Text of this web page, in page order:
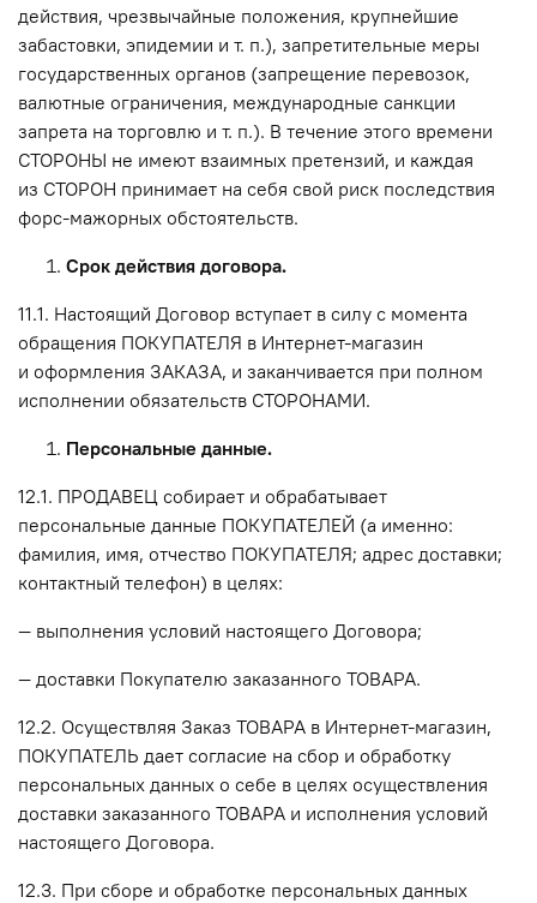
действия, чрезвычайные положения, крупнейшие
забастовки, эпидемии и т. п.), запретительные меры
государственных органов (запрещение перевозок,
валютные ограничения, международные санкции
запрета на торговлю и т. п.). В течение этого времени
СТОРОНЫ не имеют взаимных претензий, и каждая
из СТОРОН принимает на себя свой риск последствия
форс-мажорных обстоятельств.
Срок действия договора.
11.1. Настоящий Договор вступает в силу с момента
обращения ПОКУПАТЕЛЯ в Интернет-магазин
и оформления ЗАКАЗА, и заканчивается при полном
исполнении обязательств СТОРОНАМИ.
Персональные данные.
12.1. ПРОДАВЕЦ собирает и обрабатывает
персональные данные ПОКУПАТЕЛЕЙ (а именно:
фамилия, имя, отчество ПОКУПАТЕЛЯ; адрес доставки;
контактный телефон) в целях:
— выполнения условий настоящего Договора;
— доставки Покупателю заказанного ТОВАРА.
12.2. Осуществляя Заказ ТОВАРА в Интернет-магазин,
ПОКУПАТЕЛЬ дает согласие на сбор и обработку
персональных данных о себе в целях осуществления
доставки заказанного ТОВАРА и исполнения условий
настоящего Договора.
12.3. При сборе и обработке персональных данных